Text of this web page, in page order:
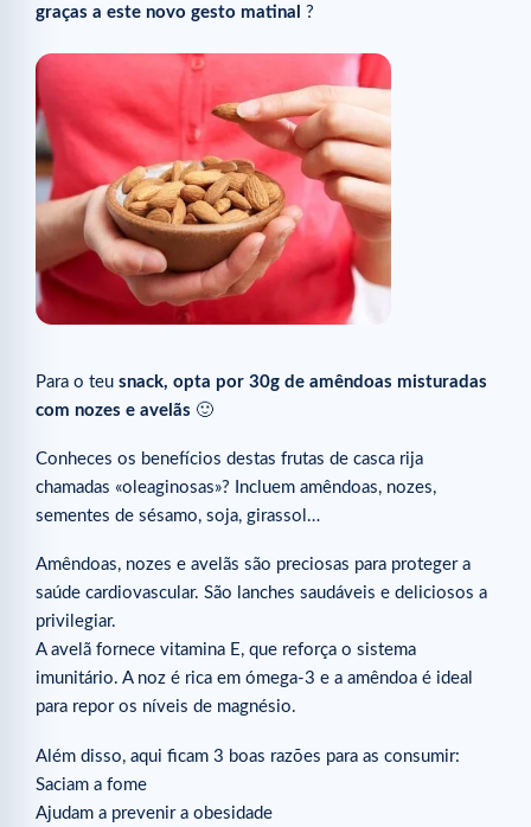
graças a este novo gesto matinal ?
Para o teu snack, opta por 30g de amêndoas misturadas
com nozes e avelãs 🙂
Conheces os benefícios destas frutas de casca rija
chamadas «oleaginosas»? Incluem amêndoas, nozes,
sementes de sésamo, soja, girassol…
Amêndoas, nozes e avelãs são preciosas para proteger a
saúde cardiovascular. São lanches saudáveis e deliciosos a
privilegiar.
A avelã fornece vitamina E, que reforça o sistema
imunitário. A noz é rica em ómega-3 e a amêndoa é ideal
para repor os níveis de magnésio.
Além disso, aqui ficam 3 boas razões para as consumir:
Saciam a fome
Ajudam a prevenir a obesidade